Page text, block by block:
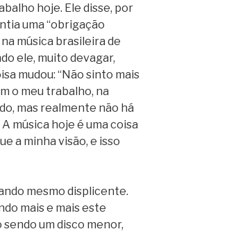
hoje. Ele disse, por
uma “obrigação
música brasileira de
ele, muito devagar,
mudou: “Não sinto mais
o meu trabalho, na
mas realmente não há
música hoje é uma coisa
a minha visão, e isso
mesmo displicente.
mais e mais este
sendo um disco menor,